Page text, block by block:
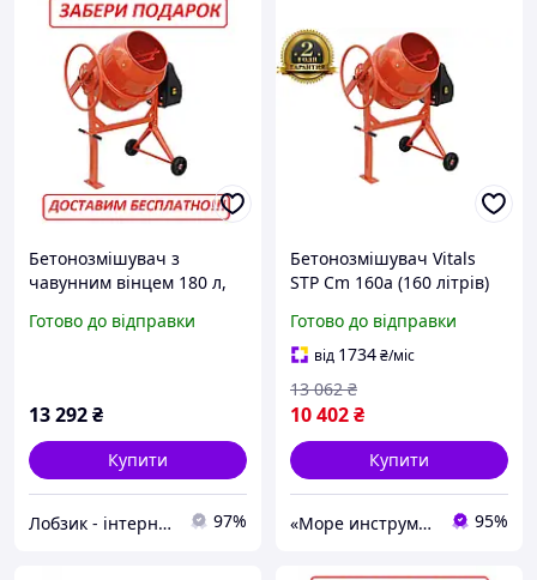
Бетонозмішувач з
чавунним вінцем 180 л,
180a
Готово до відправки
13 292₴
Купити
Лобзик - інтернет магазин 97%
Бетонозмішувач Vitals
STP Cm 160a (160 літрів)
Готово до відправки
від 1734₴/міс
10 402₴
13 062 ₴
Купити
«Море инструментов» 95%